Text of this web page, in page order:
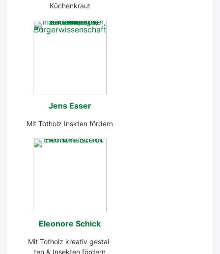
Küchen­kraut
Jens Esser
Mit Tot­holz Insk­ten för­dern
Eleo­no­re Schick
Mit Tot­holz krea­tiv gestal­
ten & Insek­ten för­dern